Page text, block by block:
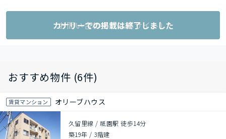
お問い合わせ（外部サイト）
カナリーでの掲載は終了しました
おすすめ物件 (6件)
賃貸マンション オリーブハウス
久留里線 / 祇園駅 徒歩14分
築19年 / 3階建